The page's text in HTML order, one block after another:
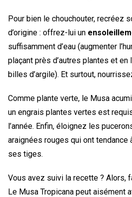
Pour bien le chouchouter, recréez
d’origine : offrez-lui un
suffisamment d’eau (augmenter
plaçant près d’autres plantes et
billes d’argile). Et surtout,
Comme plante verte, le Musa
un engrais plantes vertes est
l’année. Enfin, éloignez les
araignées rouges qui ont tendance
ses tiges.
Vous avez suivi la recette ? Alors,
Le Musa Tropicana peut aisément